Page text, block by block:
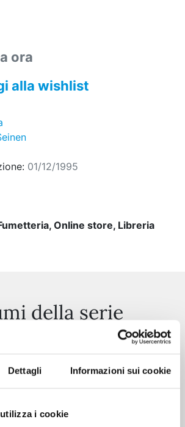
Dettagli Informazioni sui cookie
i cookie
ora
alla wishlist
01/12/1995
Online store, Libreria
della serie